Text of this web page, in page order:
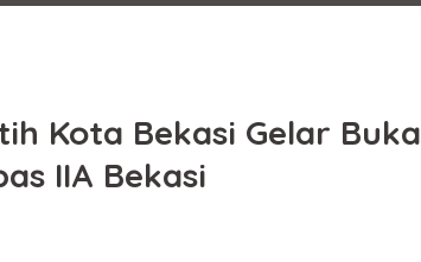
Kota Bekasi Gelar Buka
IIA Bekasi